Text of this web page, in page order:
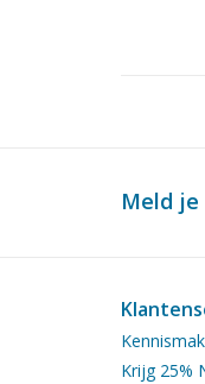
Meld
Krijg 25%